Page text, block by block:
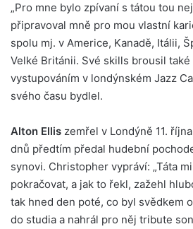
„Pro mne bylo zpívaní s tátou tou
připravoval mně pro mou vlastní
spolu mj. v Americe, Kanadě, Itálii,
Velké Británii. Své skills brousil
vystupováním v londýnském Jazz
svého času bydlel.
Alton Ellis zemřel v Londýně 11.
dnů předtím předal hudební
synovi. Christopher vypráví: „Táta
pokračovat, a jak to řekl, zažehl
tak hned den poté, co byl svědkem
do studia a nahrál pro něj tribute